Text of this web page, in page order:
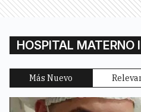
HOSPITAL MATERNO
Más Nuevo